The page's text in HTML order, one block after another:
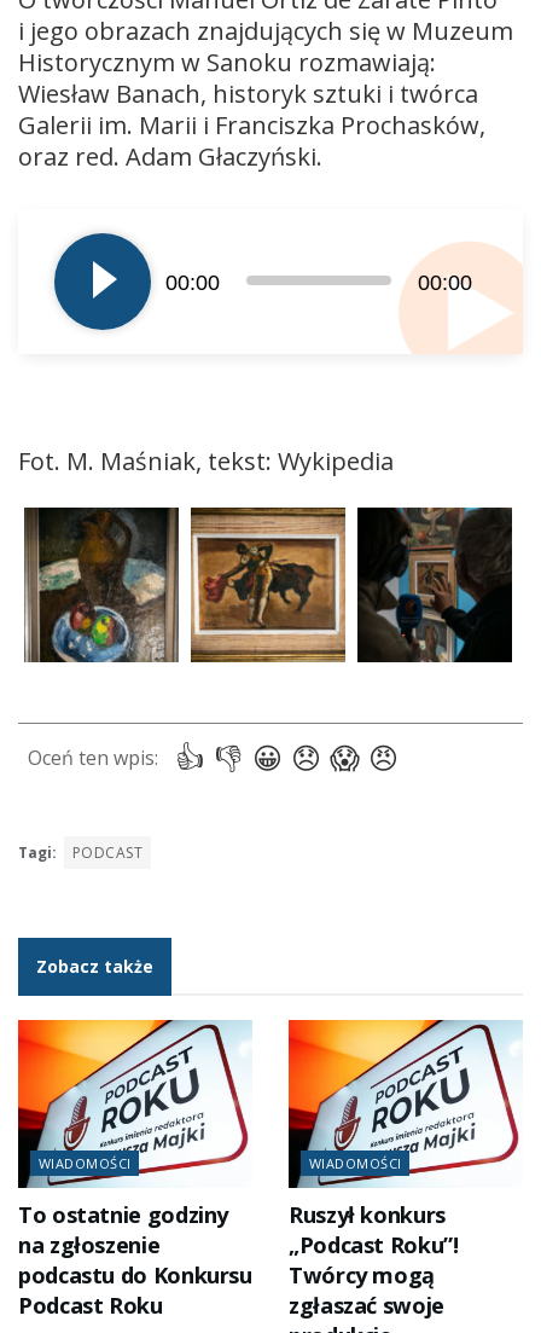
i jego obrazach znajdujących się w Muzeum
Historycznym w Sanoku rozmawiają:
Wiesław Banach, historyk sztuki i twórca
Galerii im. Marii i Franciszka Prochasków,
oraz red. Adam Głaczyński.
plików
dźwiękowych
00:00 00:00
Fot. M. Maśniak, tekst: Wykipedia
Tagi: PODCAST
Zobacz także
WIADOMOŚCI
To ostatnie godziny
na zgłoszenie
podcastu do Konkursu
Podcast Roku
WIADOMOŚCI
Ruszył konkurs
„Podcast Roku”!
Twórcy mogą
zgłaszać swoje